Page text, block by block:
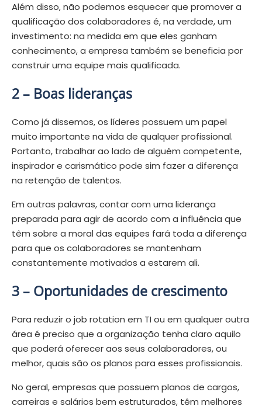
Além disso, não podemos esquecer que promover a
qualificação dos colaboradores é, na verdade, um
investimento: na medida em que eles ganham
conhecimento, a empresa também se beneficia por
construir uma equipe mais qualificada.
2 – Boas lideranças
Como já dissemos, os líderes possuem um papel
muito importante na vida de qualquer profissional.
Portanto, trabalhar ao lado de alguém competente,
inspirador e carismático pode sim fazer a diferença
na retenção de talentos.
Em outras palavras, contar com uma liderança
preparada para agir de acordo com a influência que
têm sobre a moral das equipes fará toda a diferença
para que os colaboradores se mantenham
constantemente motivados a estarem ali.
3 – Oportunidades de crescimento
Para reduzir o job rotation em TI ou em qualquer outra
área é preciso que a organização tenha claro aquilo
que poderá oferecer aos seus colaboradores, ou
melhor, quais são os planos para esses profissionais.
No geral, empresas que possuem planos de cargos,
carreiras e salários bem estruturados, têm melhores